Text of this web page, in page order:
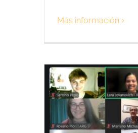
Más información